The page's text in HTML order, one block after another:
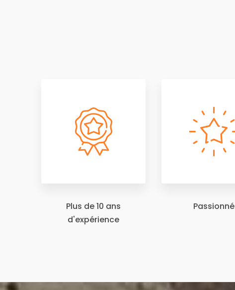
Plus de 10 ans
d'expérience
Passionné